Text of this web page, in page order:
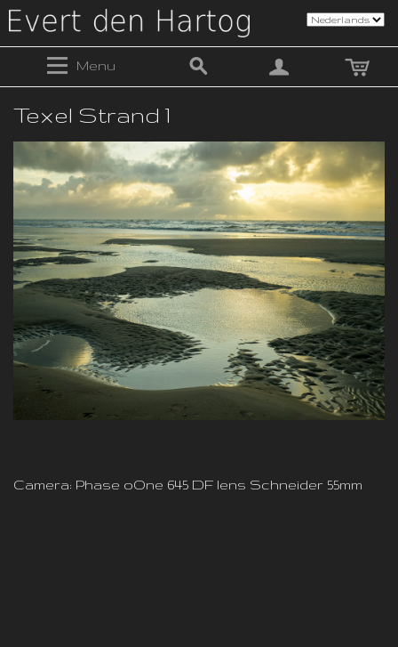
Menu
Texel Strand 1
Camera: Phase oOne 645 DF lens Schneider 55mm